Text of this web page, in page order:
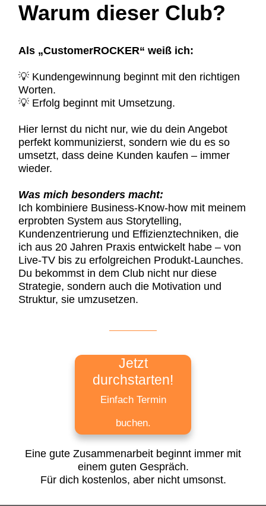
Warum dieser Club?
Als „CustomerROCKER“ weiß ich:
💡 Kundengewinnung beginnt mit den richtigen
Worten.
💡 Erfolg beginnt mit Umsetzung.
Hier lernst du nicht nur, wie du dein Angebot
perfekt kommunizierst, sondern wie du es so
umsetzt, dass deine Kunden kaufen – immer
wieder.
Was mich besonders macht:
Ich kombiniere Business-Know-how mit meinem
erprobten System aus Storytelling,
Kundenzentrierung und Effizienztechniken, die
ich aus 20 Jahren Praxis entwickelt habe – von
Live-TV bis zu erfolgreichen Produkt-Launches.
Du bekommst in dem Club nicht nur diese
Strategie, sondern auch die Motivation und
Struktur, sie umzusetzen.
Jetzt
durchstarten!
Einfach Termin
buchen.
Eine gute Zusammenarbeit beginnt immer mit
einem guten Gespräch.
Für dich kostenlos, aber nicht umsonst.